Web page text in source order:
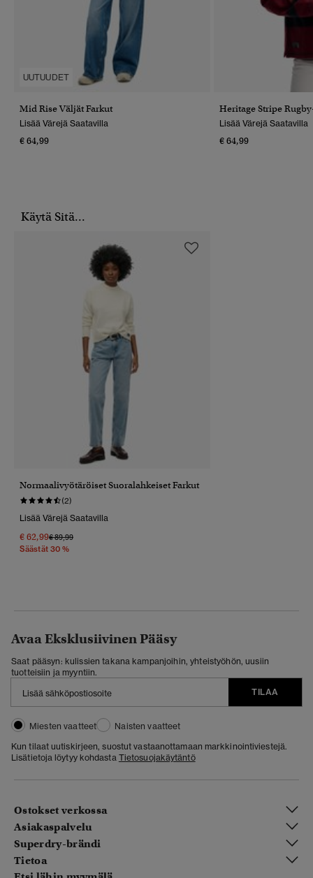
UUTUUDET
Mid Rise Väljät Farkut
Lisää Värejä Saatavilla
€ 64,99
Heritage Stripe
Lisää Värejä Saatavilla
€ 64,99
Käytä Sitä...
Normaalivyötäröiset Suoralahkeiset Farkut
(2)
Lisää Värejä Saatavilla
€ 62,99Hinta Alennettu Hinnasta
€ 89,99Hintaan
Säästät 30 %
Avaa Eksklusiivinen Pääsy
Saat pääsyn: kulissien takana kampanjoihin, yhteistyöhön, uusiin
tuotteisiin ja myyntiin.
TILAA
Miesten vaatteet
Naisten vaatteet
Kun tilaat uutiskirjeen, suostut vastaanottamaan markkinointiviestejä.
Lisätietoja löytyy kohdasta Tietosuojakäytäntö
Ostokset verkossa
Asiakaspalvelu
Superdry-brändi
Tietoa